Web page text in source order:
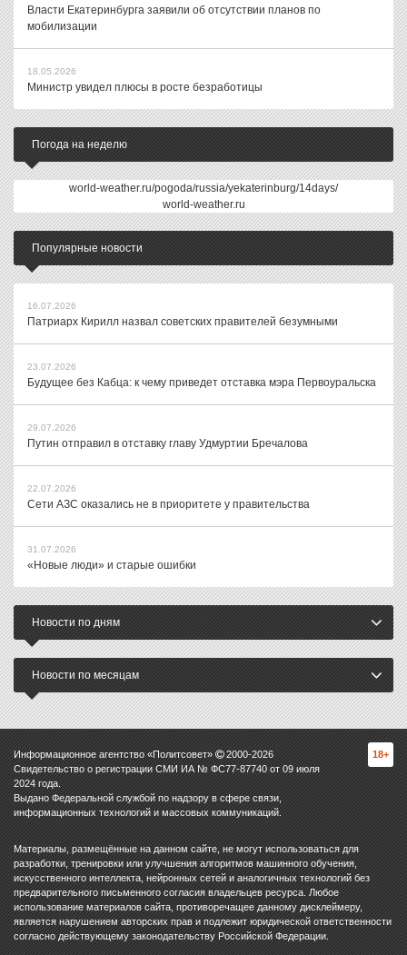
Власти Екатеринбурга заявили об отсутствии планов по
мобилизации
18.05.2026
Министр увидел плюсы в росте безработицы
Погода на неделю
world-weather.ru/pogoda/russia/yekaterinburg/14days/
world-weather.ru
Популярные новости
16.07.2026
Патриарх Кирилл назвал советских правителей безумными
23.07.2026
Будущее без Кабца: к чему приведет отставка мэра Первоуральска
29.07.2026
Путин отправил в отставку главу Удмуртии Бречалова
22.07.2026
Сети АЗС оказались не в приоритете у правительства
31.07.2026
«Новые люди» и старые ошибки
Новости по дням
Новости по месяцам
Информационное агентство «Политсовет» 2000-2026
Свидетельство о регистрации СМИ ИА № ФС77-87740 от 09 июля
2024 года.
Выдано Федеральной службой по надзору в сфере связи,
информационных технологий и массовых коммуникаций.
18+
Материалы, размещённые на данном сайте, не могут использоваться для
разработки, тренировки или улучшения алгоритмов машинного обучения,
искусственного интеллекта, нейронных сетей и аналогичных технологий без
предварительного письменного согласия владельцев ресурса. Любое
использование материалов сайта, противоречащее данному дисклеймеру,
является нарушением авторских прав и подлежит юридической ответственности
согласно действующему законодательству Российской Федерации.